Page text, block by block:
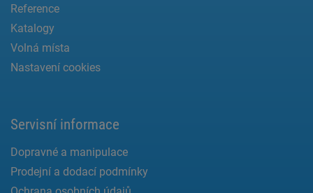
Reference
Katalogy
Volná místa
Nastavení cookies
Servisní informace
Dopravné a manipulace
Prodejní a dodací podmínky